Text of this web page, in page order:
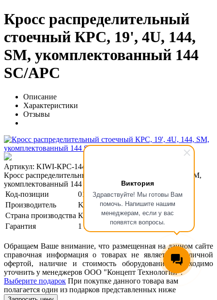
Виктория
Здравствуйте! Мы готовы Вам
помочь. Напишите нашим
менеджерам, если у вас
появятся вопросы.
Кросс распределительный
стоечный КРС, 19', 4U, 144,
SM, укомплектованный 144
SC/APC
Описание
Характеристики
Отзывы
Артикул: KIWI-КРС-144/144-4U-SM-SA
Кросс распределительный стоечный КРС, 19', 4U, 144, SM,
укомплектованный 144 SC/APC
Код-позиции
01-00119838
Производитель
KIWI
Страна производства Китай
Гарантия
1 год
Обращаем Ваше внимание, что размещенная на данном сайте
справочная информация о товарах не является публичной
офертой, наличие и стоимость оборудования необходимо
уточнить у менеджеров ООО "Концепт Технологии".
Выберите подарок При покупке данного товара вам
полагается один из подарков представленных ниже